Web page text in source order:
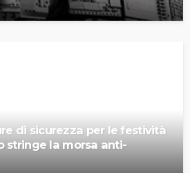
di sicurezza per le festività
stringe la morsa anti-